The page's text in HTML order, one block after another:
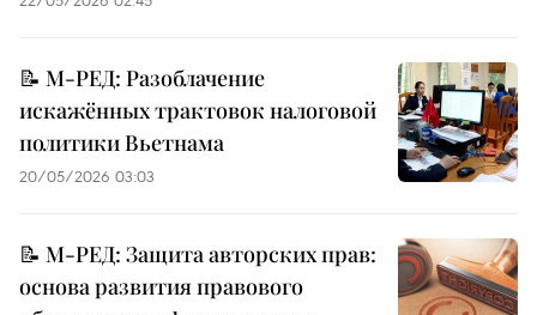
📝 М-РЕД: Разоблачение
искажённых трактовок налоговой
политики Вьетнама
20/05/2026 03:03
📝 М-РЕД: Защита авторских прав:
основа развития правового